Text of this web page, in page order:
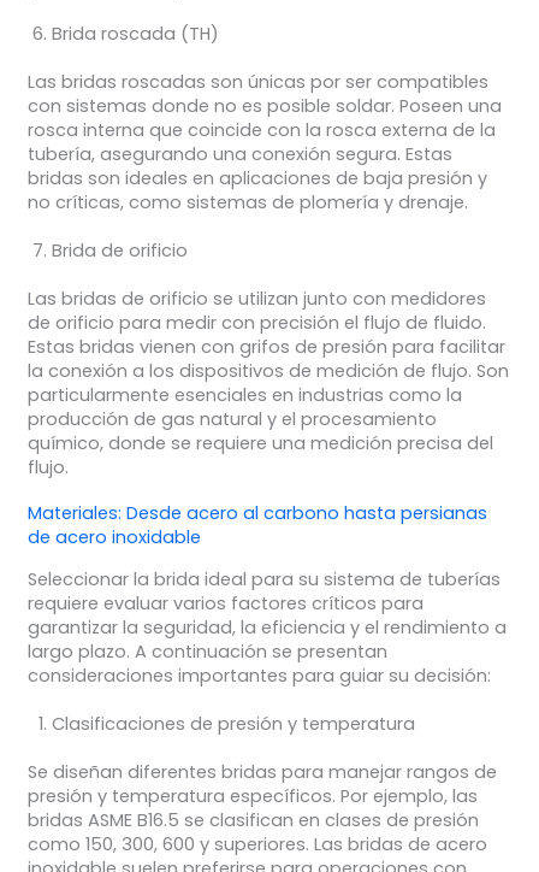
Brida roscada (TH)
Las bridas roscadas son únicas por ser compatibles
con sistemas donde no es posible soldar. Poseen una
rosca interna que coincide con la rosca externa de la
tubería, asegurando una conexión segura. Estas
bridas son ideales en aplicaciones de baja presión y
no críticas, como sistemas de plomería y drenaje.
Brida de orificio
Las bridas de orificio se utilizan junto con medidores
de orificio para medir con precisión el flujo de fluido.
Estas bridas vienen con grifos de presión para facilitar
la conexión a los dispositivos de medición de flujo. Son
particularmente esenciales en industrias como la
producción de gas natural y el procesamiento
químico, donde se requiere una medición precisa del
flujo.
Materiales: Desde acero al carbono hasta persianas
de acero inoxidable
Seleccionar la brida ideal para su sistema de tuberías
requiere evaluar varios factores críticos para
garantizar la seguridad, la eficiencia y el rendimiento a
largo plazo. A continuación se presentan
consideraciones importantes para guiar su decisión:
Clasificaciones de presión y temperatura
Se diseñan diferentes bridas para manejar rangos de
presión y temperatura específicos. Por ejemplo, las
bridas ASME B16.5 se clasifican en clases de presión
como 150, 300, 600 y superiores. Las bridas de acero